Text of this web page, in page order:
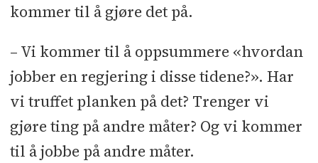
kommer til å gjøre det på.
– Vi kommer til å oppsummere «hvordan
jobber en regjering i disse tidene?». Har
vi truffet planken på det? Trenger vi
gjøre ting på andre måter? Og vi kommer
til å jobbe på andre måter.